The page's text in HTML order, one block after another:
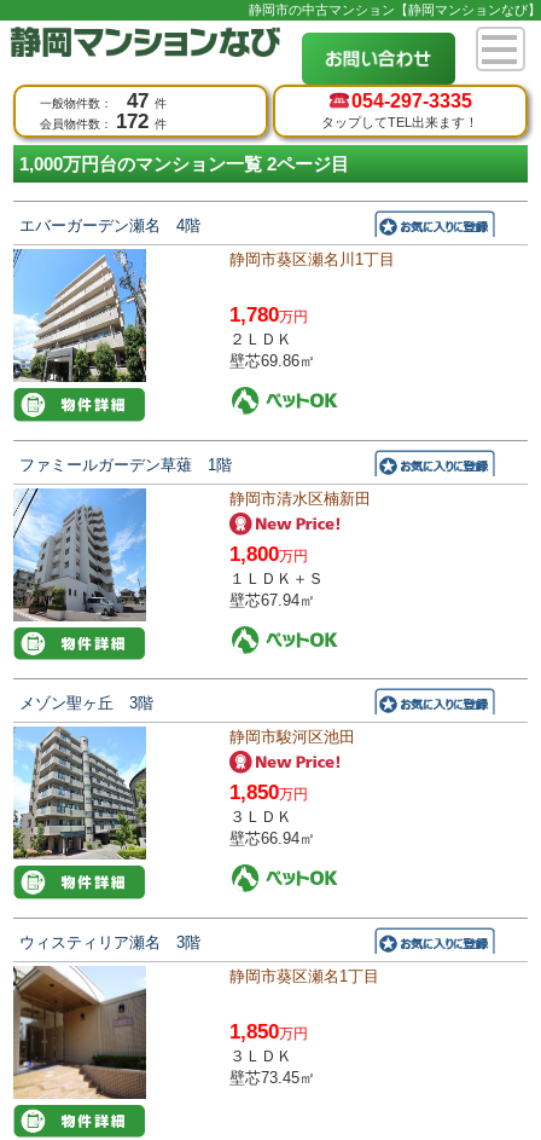
静岡市の中古マンション【静岡マンションなび】
一般物件数： 47 件
会員物件数：
172 件
054-297-3335
タップしてTEL出来ます！
1,000万円台のマンション一覧 2ページ目
エバーガーデン瀬名 4階
静岡市葵区瀬名川1丁目
1,780万円
２ＬＤＫ
壁芯69.86㎡
ファミールガーデン草薙 1階
静岡市清水区楠新田
1,800万円
１ＬＤＫ＋Ｓ
壁芯67.94㎡
メゾン聖ヶ丘 3階
静岡市駿河区池田
1,850万円
３ＬＤＫ
壁芯66.94㎡
ウィスティリア瀬名 3階
静岡市葵区瀬名1丁目
1,850万円
３ＬＤＫ
壁芯73.45㎡